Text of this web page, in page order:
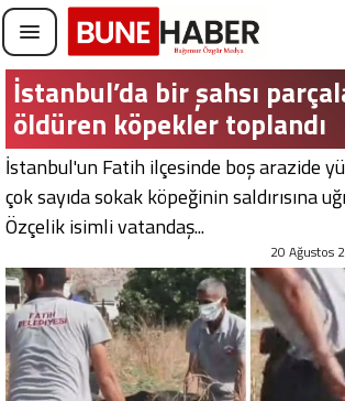
İstanbul’da bir şahsı
öldüren köpekler toplandı
İstanbul'un Fatih ilçesinde boş arazide
çok sayıda sokak köpeğinin saldırısına
Özçelik isimli vatandaş...
20 Ağustos